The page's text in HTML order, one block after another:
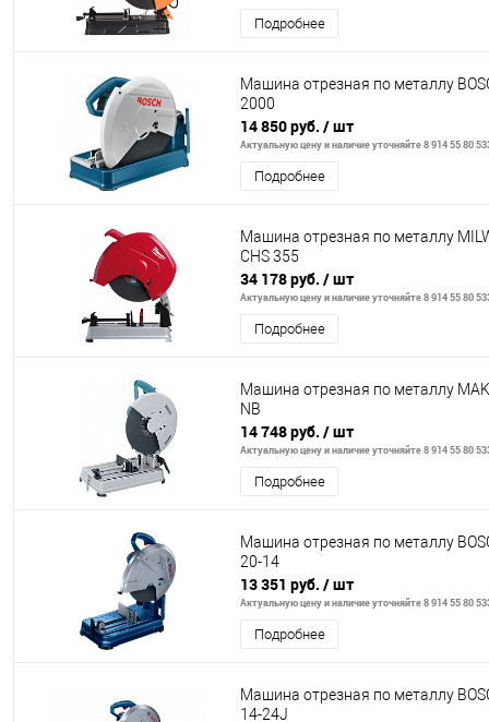
Подробнее
Машина отрезная по металлу
2000
14 850 руб. / шт
Актуальную цену и наличие уточняйте 8 914 55 80
Подробнее
Машина отрезная по металлу
CHS 355
34 178 руб. / шт
Актуальную цену и наличие уточняйте 8 914 55 80
Подробнее
Машина отрезная по металлу
NB
14 748 руб. / шт
Актуальную цену и наличие уточняйте 8 914 55 80
Подробнее
Машина отрезная по металлу
20-14
13 351 руб. / шт
Актуальную цену и наличие уточняйте 8 914 55 80
Подробнее
Машина отрезная по металлу
14-24J